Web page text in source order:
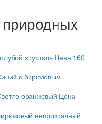
хрусталь Цена 160
с бирюзовым
оранжевый Цена
непрозрачный